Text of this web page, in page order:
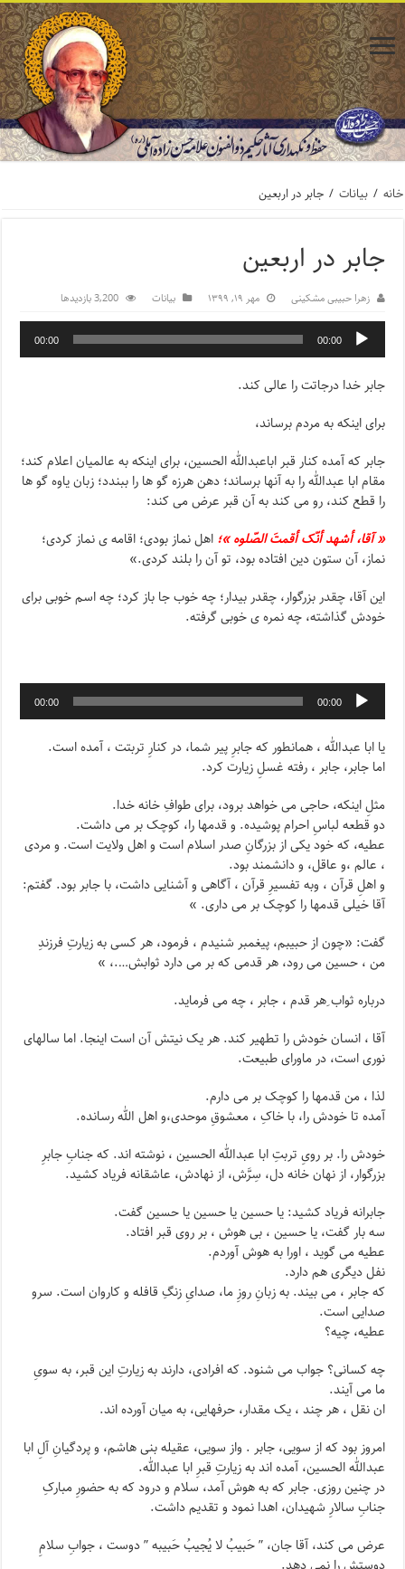
خانه / بیانات / جابر در اربعین
جابر در اربعین
زهرا حبیبی مشکینی مهر ۱۹, ۱۳۹۹ بیانات 3,200 بازدیدها
00:00
00:00
جابر خدا درجاتت را عالی کند.
برای اینکه به مردم برساند،
جابر که آمده کنار قبر اباعبدالله الحسین، برای اینکه به عالمیان اعلام کند؛
مقام ابا عبدالله را به آنها برساند؛ دهن هرزه گو ها را ببندد؛ زبان یاوه گو ها
را قطع کند، رو می کند به آن قبر عرض می کند:
« آقا، أشهد أنّک أقمتَ الصّلوه »؛ اهل نماز بودی؛ اقامه ی نماز کردی؛
نماز، آن ستون دین افتاده بود، تو آن را بلند کردی.»
این آقا، چقدر بزرگوار، چقدر بیدار؛ چه خوب جا باز کرد؛ چه اسم خوبی برای
خودش گذاشته، چه نمره ی خوبی گرفته.
00:00
00:00
یا ابا عبدالله ، همانطور که جابرِ پیر شما، در کنارِ تربتت ، آمده است.
اما جابر، جابر ، رفته غسلِ زیارت کرد.
مثلِ اینکه، حاجی می خواهد برود، برای طوافِ خانه خدا.
دو قطعه لباسِ احرام پوشیده. و قدمها را، کوچک بر می داشت.
عطیه، که خود یکی از بزرگانِ صدر اسلام است و اهل ولایت است. و مردی
، عالم ،و عاقل، و دانشمند بود.
و اهلِ قرآن ، وبه تفسیرِ قرآن ، آگاهی و آشنایی داشت، با جابر بود. گفتم:
آقا خیلی قدمها را کوچک بر می داری. »
گفت: «چون از حبیبم، پیغمبر شنیدم ، فرمود، هر کسی به زیارتِ فرزندِ
من ، حسین می رود، هر قدمی که بر می دارد ثوابش….، »
درباره ثواب ِهر قدم ، جابر ، چه می فرماید.
آقا ، انسان خودش را تطهیر کند. هر یک نیتش آن است اینجا. اما سالهای
نوری است، در ماورای طبیعت.
لذا ، من قدمها را کوچک بر می دارم.
آمده تا خودش را، با خاکِ ، معشوقِ موحدی،و اهل الله رسانده.
خودش را. بر رویِ تربتِ ابا عبدالله الحسین ، نوشته اند. که جنابِ جابرِ
بزرگوار، از نهان خانه دل، سِرَّش، از نهادش، عاشقانه فریاد کشید.
جابرانه فریاد کشید: یا حسین یا حسین یا حسین گفت.
سه بار گفت، یا حسین ، بی هوش ، بر روی قبر افتاد.
عطیه می گوید ، اورا به هوش آوردم.
نفل دیگری هم دارد.
که جابر ، می بیند. به زبانِ روزِ ما، صدایِ زنگِ قافله و کاروان است. سرو
صدایی است.
عطیه، چیه؟
چه کسانی؟ جواب می شنود. که افرادی، دارند به زیارتِ این قبر، به سویِ
ما می آیند.
ان نقل ، هر چند ، یک مقدار، حرفهایی، به میان آورده اند.
امروز بود که از سویی، جابر . واز سویی، عقیله بنی هاشم، و پردگیانِ آلِ ابا
عبدالله الحسین، آمده اند به زیارتِ قبرِ ابا عبدالله.
در چنین روزی. جابر که به هوش آمد، سلام و درود که به حضورِ مبارکِ
جنابِ سالارِ شهیدان، اهدا نمود و تقدیم داشت.
عرض می کند، آقا جان، ” حَبیبُ لا یُجیبُ حَبیبه ” دوست ، جوابِ سلامِ